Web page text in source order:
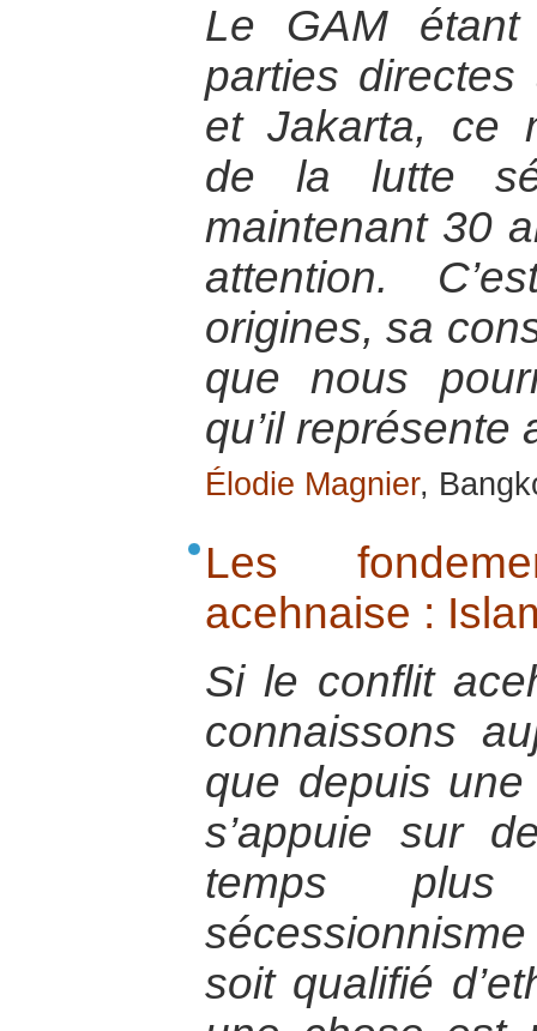
Le GAM étant
parties
et Jakarta, ce
de la lutte
maintenant 30
attention.
origines, sa
que nous
qu’il représente
Élodie Magnier,
Les
acehnaise :
Si le conflit
connaissons
que depuis une
s’appuie sur
temps
soit qualifié